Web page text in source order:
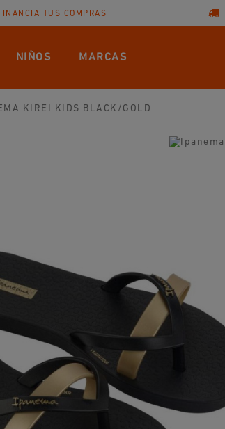
TUS COMPRAS
NIÑOS MARCAS
KIREI KIDS BLACK/GOLD